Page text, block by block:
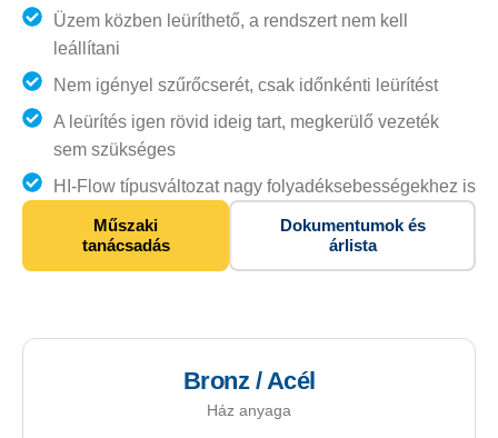
Üzem közben leüríthető, a rendszert nem kell
leállítani
Nem igényel szűrőcserét, csak időnkénti leürítést
A leürítés igen rövid ideig tart, megkerülő vezeték
sem szükséges
HI-Flow típusváltozat nagy folyadéksebességekhez is
Műszaki
tanácsadás
Dokumentumok és
árlista
Bronz / Acél
Ház anyaga